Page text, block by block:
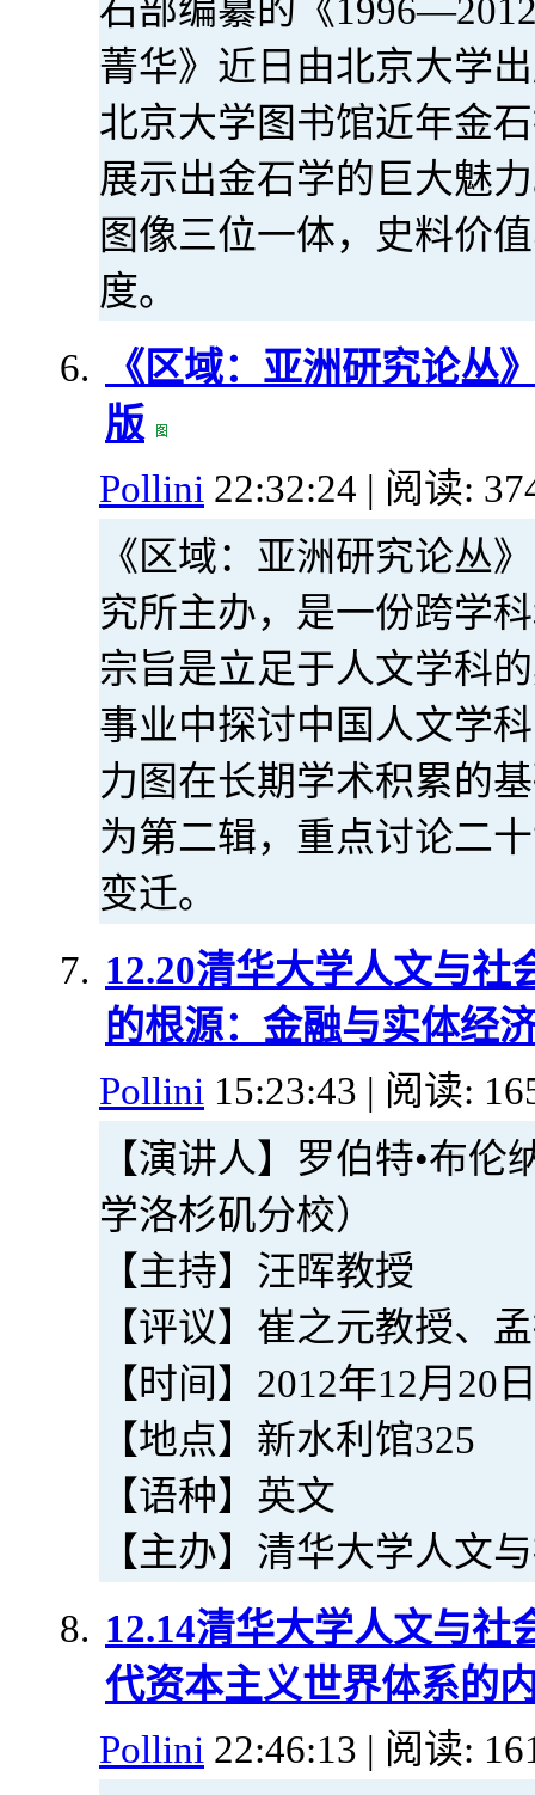
石部编纂的《
菁华》近日由北京大学
北京大学图书馆近年金
展示出金石学的巨大魅
图像三位一体，史料价
度。
《区域：亚洲研究论丛
版
Pollini 22:32:24 | 阅读:
《区域：亚洲研究论丛
究所主办，是一份跨学
宗旨是立足于人文学科
事业中探讨中国人文学
力图在长期学术积累的
为第二辑，重点讨论二
变迁。
12.20清华大学人文与社
的根源：金融与实体经
Pollini 15:23:43 | 阅读:
【演讲人】罗伯特•布伦
学洛杉矶分校）
【主持】汪晖教授
【评议】崔之元教授、
【时间】2012年12月20
【地点】新水利馆325
【语种】英文
【主办】清华大学人文
12.14清华大学人文与社
代资本主义世界体系的
Pollini 22:46:13 | 阅读: